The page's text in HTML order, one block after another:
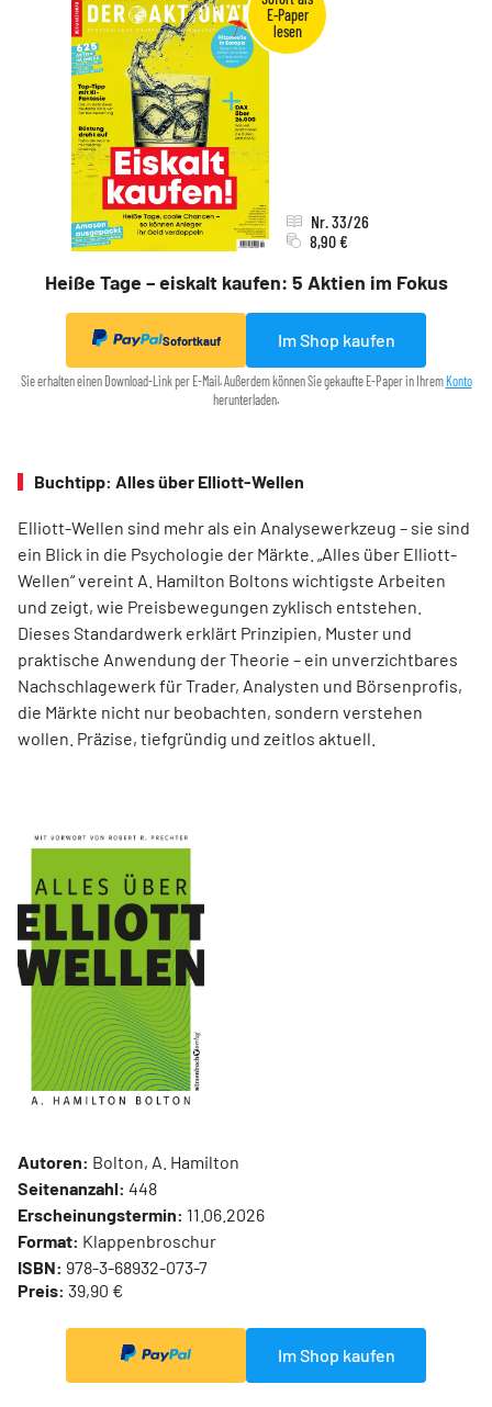
Heiße Tage – eiskalt kaufen: 5 Aktien im Fokus
Nr. 33/26
8,90 €
Sofortkauf Im Shop kaufen
Sie erhalten einen Download-Link per E-Mail. Außerdem können Sie gekaufte E-Paper in Ihrem Konto
herunterladen.
Buchtipp: Alles über Elliott-Wellen
Elliott-Wellen sind mehr als ein Analysewerkzeug – sie sind
ein Blick in die Psychologie der Märkte. „Alles über Elliott-
Wellen“ vereint A. Hamilton Boltons wichtigste Arbeiten
und zeigt, wie Preisbewegungen zyklisch entstehen.
Dieses Standardwerk erklärt Prinzipien, Muster und
praktische Anwendung der Theorie – ein unverzichtbares
Nachschlagewerk für Trader, Analysten und Börsenprofis,
die Märkte nicht nur beobachten, sondern verstehen
wollen. Präzise, tiefgründig und zeitlos aktuell.
Autoren: Bolton, A. Hamilton
Seitenanzahl: 448
Erscheinungstermin: 11.06.2026
Format: Klappenbroschur
ISBN: 978-3-68932-073-7
Preis: 39,90 €
Im Shop kaufen